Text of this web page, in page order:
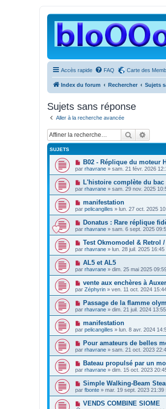
Accès rapide FAQ Carte des
Index du forum Rechercher Sujets
Sujets sans réponse
Aller à la recherche avancée
Rechercher
SUJETS
N
o
u
v
e
a
u
m
e
s
s
a
g
e
B02 - Réplique du moteur
par rhavrane » sam. 21 févr. 2026
N
o
u
e
a
u
m
e
s
s
g
e
L'histoire complète du bac
par rhavrane » sam. 29 nov. 2025
N
o
u
v
e
a
u
m
e
s
a
g
e
manifestation
par pelicangilles » lun. 27 oct. 2025
N
o
u
v
a
u
m
e
s
a
g
e
Donatus : Rare réplique
par rhavrane » sam. 6 sept. 2025
N
o
u
e
a
u
m
e
s
s
a
g
e
Test Okmomodel & Retrol
par rhavrane » lun. 28 juil. 2025 16:45
N
o
u
e
a
u
m
e
s
a
g
e
AL5 et AL5
par rhavrane » dim. 25 mai 2025
N
o
u
v
e
a
u
m
e
s
s
a
g
e
vente aux enchères à
par Zéphyrin » ven. 11 oct. 2024
N
o
u
e
a
u
m
e
s
s
a
g
e
Passage de la flamme
par rhavrane » dim. 21 juil. 2024 13:55
N
o
u
v
e
a
u
m
e
s
s
a
g
e
manifestation
par pelicangilles » lun. 8 avr. 2024
N
o
u
v
e
a
u
m
e
s
s
Pour amateurs de belles
par rhavrane » sam. 21 oct. 2023
N
o
u
v
e
a
u
m
Bateau propulsé par un
par rhavrane » dim. 15 oct. 2023
N
o
u
v
Simple Walking-Beam
par fbonte » mar. 19 sept. 2023 21:39
NVENDS COMBINE SIOME